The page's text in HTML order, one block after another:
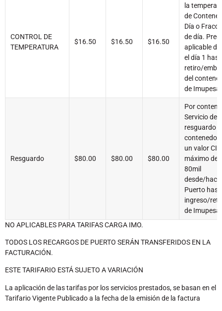
CONTROL DE
TEMPERATURA
$16.50 $16.50 $16.50
la
de
Día o
de día.
aplicable
el día 1
retiro/
del
de Imupesa
Resguardo $80.00 $80.00 $80.00
Por
Servicio de
resguardo
contenedor
un valor CIF
máximo de
80mil
desde/
Puerto
ingreso/
de Imupesa
NO APLICABLES PARA TARIFAS CARGA IMO.
TODOS LOS RECARGOS DE PUERTO SERÁN TRANSFERIDOS EN LA
FACTURACIÓN.
ESTE TARIFARIO ESTÁ SUJETO A VARIACIÓN
La aplicación de las tarifas por los servicios prestados, se basan en el
Tarifario Vigente Publicado a la fecha de la emisión de la factura